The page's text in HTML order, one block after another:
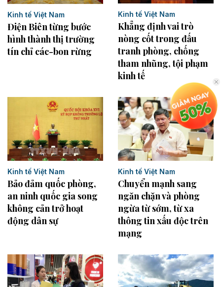
Kinh tế Việt Nam
Điện Biên từng bước
hình thành thị trường
tín chỉ các-bon rừng
Kinh tế Việt Nam
Khẳng định vai trò
nòng cốt trong đấu
tranh phòng, chống
tham nhũng, tội phạm
kinh tế
Kinh tế Việt Nam
Bảo đảm quốc phòng,
an ninh quốc gia song
không cản trở hoạt
động dân sự
Kinh tế Việt Nam
Chuyển mạnh sang
ngăn chặn và phòng
ngừa từ sớm, từ xa
thông tin xấu độc trên
mạng